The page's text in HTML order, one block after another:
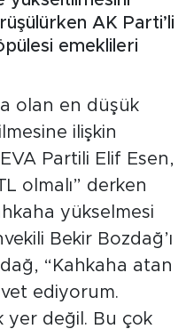
AK Parti’li
emeklileri
olan en düşük
ilişkin
Partili Elif Esen,
olmalı” derken
yükselmesi
Bekir Bozdağ’ı
“Kahkaha atan
ediyorum.
yer değil. Bu çok